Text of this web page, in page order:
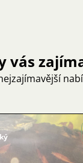
vás